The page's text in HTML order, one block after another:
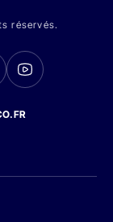
réservés.